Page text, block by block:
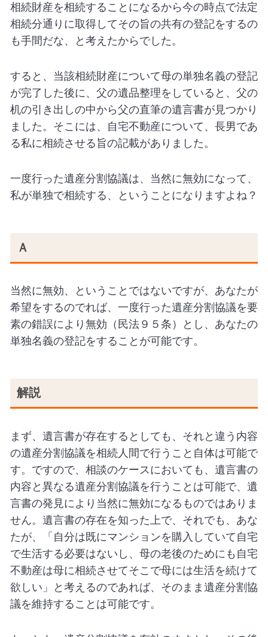
相続財産を相続することになるから今の時点で法定
相続分通りに取得してその旨の共有の登記をするの
も手間だな、と考えたからでした。
すると、当該相続財産について母の単独名義の登記
が完了した後に、父の遺品整理をしていると、父の
机の引き出しの中から父の直筆の遺言書が見つかり
ました。そこには、自宅不動産について、長男であ
る私に相続させる旨の記載がありました。
一度行った遺産分割協議は、当然に無効になって、
私が単独で相続する、ということになりますよね？
Ａ
当然に無効、ということではないですが、あなたが
希望をするのでれば、一度行った遺産分割協議を要
素の錯誤により無効（民法９５条）とし、あなたの
単独名義の登記をすることが可能です。
解説
まず、遺言書が存在するとしても、それと違う内容
の遺産分割協議を相続人間で行うこと自体は可能で
す。ですので、相談のケースにおいても、遺言書の
内容と異なる遺産分割協議を行うことは可能で、遺
言書の発見により当然に無効になるものではありま
せん。遺言書の存在を知った上で、それでも、あな
たが、「自分は既にマンションを購入していて自宅
で生活する必要はないし、母の老後のためにも自宅
不動産は母に相続させてそこで母には生活を続けて
欲しい」と考えるのであれば、そのまま遺産分割協
議を維持することは可能です。